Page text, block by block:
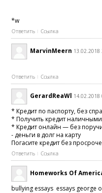
*w
Ответить Ссылка
MarvinMeern 13.02.2018
Ответить Ссылка
GerardReaWl 14.02.2018
* Кредит по паспорту, без
* Получить кредит
* Кредит онлайн — без
- деньги в долг на карту
Погасите кредит без
Ответить Ссылка
Homeworks Of
bullying essays essays george